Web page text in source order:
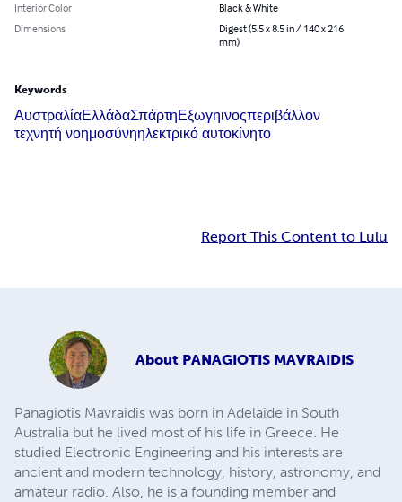
Interior Color
Black & White
Dimensions
Digest (5.5 x 8.5 in / 140 x 216
mm)
Keywords
ΑυστραλίαΕλλάδαΣπάρτηΕξωγηινοςπεριβάλλον
τεχνητή νοημοσύνηηλεκτρικό αυτοκίνητο
Report This Content to Lulu
About PANAGIOTIS MAVRAIDIS
Panagiotis Mavraidis was born in Adelaide in South
Australia but he lived most of his life in Greece. He
studied Electronic Engineering and his interests are
ancient and modern technology, history, astronomy, and
amateur radio. Also, he is a founding member and